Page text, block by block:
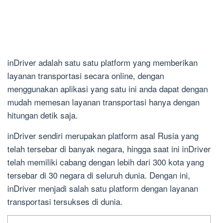
inDriver adalah satu satu platform yang memberikan
layanan transportasi secara online, dengan
menggunakan aplikasi yang satu ini anda dapat dengan
mudah memesan layanan transportasi hanya dengan
hitungan detik saja.
inDriver sendiri merupakan platform asal Rusia yang
telah tersebar di banyak negara, hingga saat ini inDriver
telah memiliki cabang dengan lebih dari 300 kota yang
tersebar di 30 negara di seluruh dunia. Dengan ini,
inDriver menjadi salah satu platform dengan layanan
transportasi tersukses di dunia.